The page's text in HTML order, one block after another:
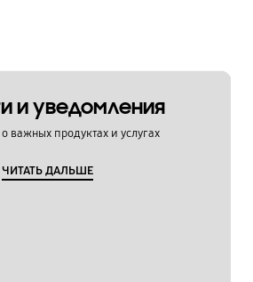
и уведомления
важных продуктах и услугах
ЧИТАТЬ ДАЛЬШЕ